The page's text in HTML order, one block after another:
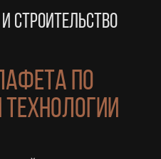
СТРОИТЕЛЬСТВО
ПО